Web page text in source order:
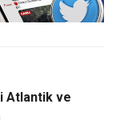
Atlantik ve